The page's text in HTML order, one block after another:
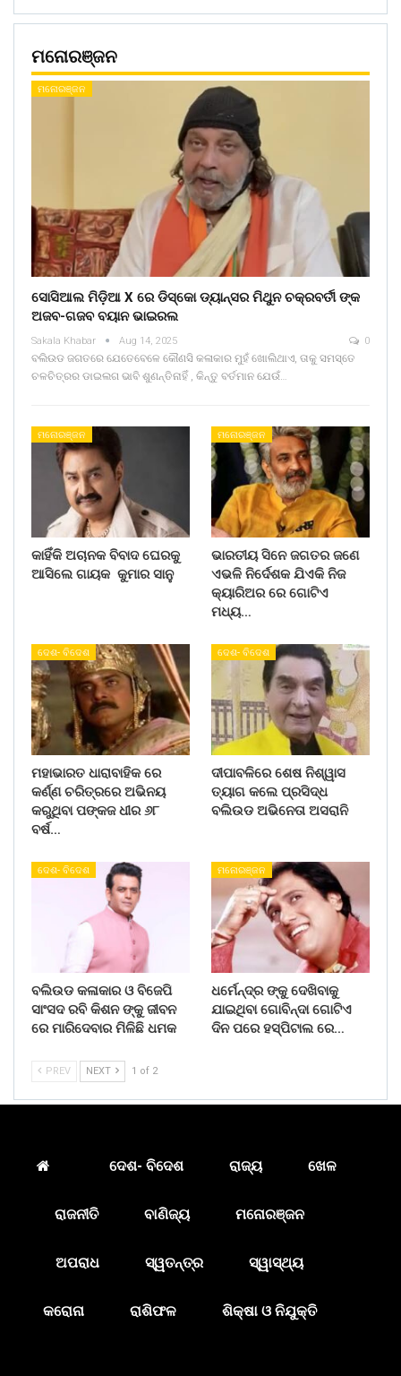
ମନୋରଞ୍ଜନ
ମନୋରଞ୍ଜନ
ସୋସିଆଲ ମିଡ଼ିଆ X ରେ ଡିସ୍କୋ ଡ୍ୟାନ୍ସର ମିଥୁନ ଚକ୍ରବର୍ତୀ ଙ୍କ
ଅଜବ-ଗଜବ ବୟାନ ଭାଇରଲ
Sakala Khabar Aug 14, 2025 0
ବଲିଉଡ ଜଗତରେ ଯେତେବେଳେ କୌଣସି କଳାକାର ମୁହଁ ଖୋଲିଥାଏ, ତାକୁ ସମସ୍ତେ
ଚଳଚିତ୍ରର ଡାଇଲଗ ଭାବି ଶୁଣନ୍ତିନାହିଁ , କିନ୍ତୁ ବର୍ତମାନ ଯେଉଁ…
ମନୋରଞ୍ଜନ
କାହିଁକି ଅଚାନକ ବିବାଦ ଘେରକୁ
ଆସିଲେ ଗାୟକ କୁମାର ସାନୁ
ମନୋରଞ୍ଜନ
ଭାରତୀୟ ସିନେ ଜଗତର ଜଣେ
ଏଭଳି ନିର୍ଦେଶକ ଯିଏକି ନିଜ
କ୍ୟାରିଅର ରେ ଗୋଟିଏ
ମଧ୍ୟ…
ଦେଶ- ବିଦେଶ
ମହାଭାରତ ଧାରାବାହିକ ରେ
କର୍ଣ୍ଣ ଚରିତ୍ରରେ ଅଭିନୟ
କରୁଥିବା ପଙ୍କଜ ଧୀର ୬୮
ବର୍ଷ…
ଦେଶ- ବିଦେଶ
ଦୀପାବଳିରେ ଶେଷ ନିଶ୍ୱାସ
ତ୍ୟାଗ କଲେ ପ୍ରସିଦ୍ଧ
ବଲିଉଡ ଅଭିନେତା ଅସରାନି
ଦେଶ- ବିଦେଶ
ବଲିଉଡ କଳାକାର ଓ ବିଜେପି
ସାଂସଦ ରବି କିଶନ ଙ୍କୁ ଜୀବନ
ରେ ମାରିଦେବାର ମିଳିଛି ଧମକ
ମନୋରଞ୍ଜନ
ଧର୍ମେନ୍ଦ୍ର ଙ୍କୁ ଦେଖିବାକୁ
ଯାଇଥିବା ଗୋବିନ୍ଦା ଗୋଟିଏ
ଦିନ ପରେ ହସ୍ପିଟାଲ ରେ…
PREV NEXT 1 of 2
ଦେଶ- ବିଦେଶ ରାଜ୍ୟ ଖେଳ
ରାଜନୀତି ବାଣିଜ୍ୟ ମନୋରଞ୍ଜନ
ଅପରାଧ ସ୍ୱତନ୍ତ୍ର ସ୍ୱାସ୍ଥ୍ୟ
କରୋନା ରାଶିଫଳ ଶିକ୍ଷା ଓ ନିଯୁକ୍ତି